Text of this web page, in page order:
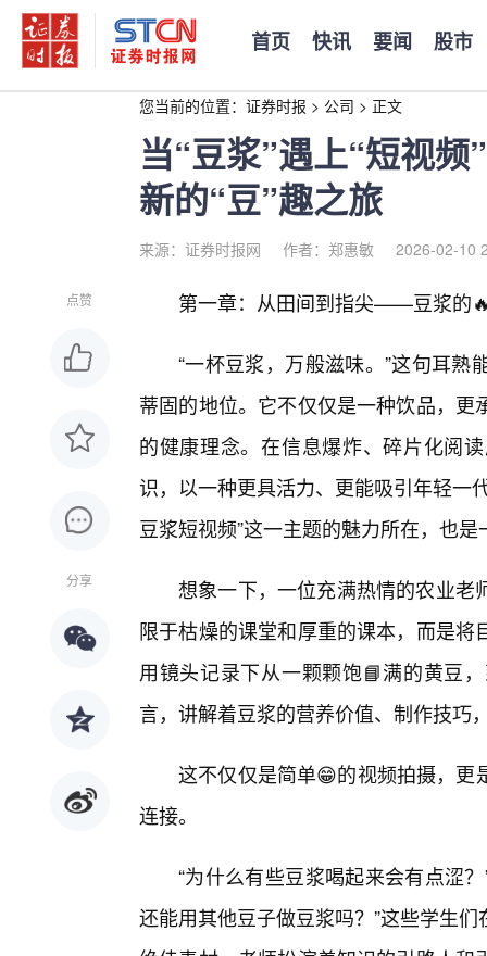
首页 快讯 要闻 股市
您当前的位置： 证券时报 > 公司 > 正文
当“豆浆”遇上“短视
新的“豆”趣之旅
来源：证券时报网 作者：郑惠敏 2026-02-10
点赞
分享
第一章：从田间到指尖——豆浆的
“一杯豆浆，万般滋味。”这句耳
蒂固的地位。它不仅仅是一种饮品，
的健康理念。在信息爆炸、碎片化阅
识，以一种更具活力、更能吸引年轻一
豆浆短视频”这一主题的魅力所在，也
想象一下，一位充满热情的农业老
限于枯燥的课堂和厚重的课本，而是
用镜头记录下从一颗颗饱📘满的黄豆
言，讲解着豆浆的营养价值、制作技巧
这不仅仅是简单😁的视频拍摄，更
连接。
“为什么有些豆浆喝起来会有点涩
还能用其他豆子做豆浆吗？”这些学生